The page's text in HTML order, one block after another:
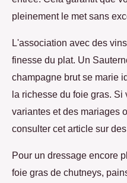
pleinement le met sans
L'association avec des
finesse du plat. Un
champagne brut se marie
la richesse du foie gras.
variantes et des mariages
consulter cet article sur des
Pour un dressage encore
foie gras de chutneys,